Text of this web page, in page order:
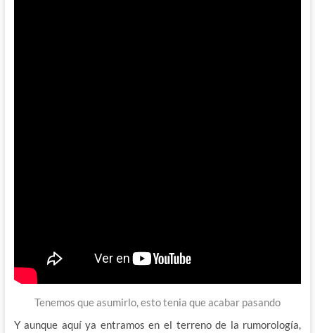
Tenemos que asumirlo, esto tenia que acabar pasando
Y aunque aquí ya entramos en el terreno de la rumorología,